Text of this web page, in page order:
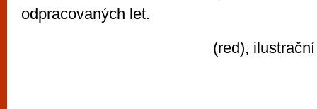
odpracovaných let.
(red),